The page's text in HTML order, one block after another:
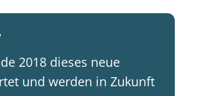
2018 dieses neue
und werden in Zukunft